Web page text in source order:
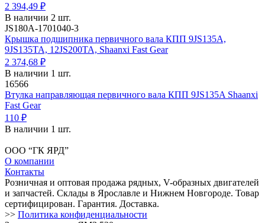
2 394,49 ₽
В наличии 2 шт.
JS180A-1701040-3
Крышка подшипника первичного вала КПП 9JS135A,
9JS135TA, 12JS200TA, Shaanxi Fast Gear
2 374,68 ₽
В наличии 1 шт.
16566
Втулка направляющая первичного вала КПП 9JS135A Shaanxi
Fast Gear
110 ₽
В наличии 1 шт.
ООО “ГК ЯРД”
О компании
Контакты
Розничная и оптовая продажа рядных, V-образных двигателей
и запчастей. Склады в Ярославле и Нижнем Новгороде. Товар
сертифицирован. Гарантия. Доставка.
>> Политика конфиденциальности